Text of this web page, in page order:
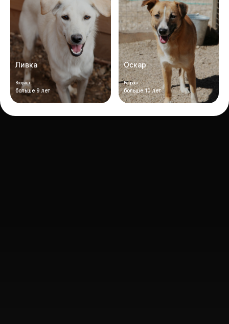
Ливка
Возраст:
больше 9 лет
Оскар
Возраст:
больше 10 лет